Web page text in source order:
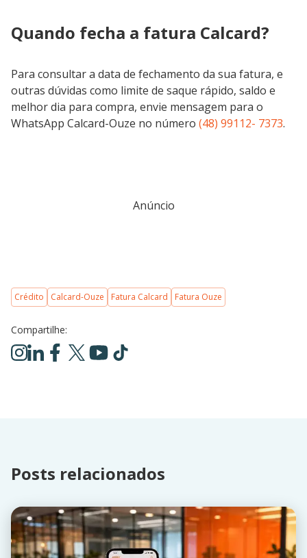
Quando fecha a fatura Calcard?
Para consultar a data de fechamento da sua fatura, e
outras dúvidas como limite de saque rápido, saldo e
melhor dia para compra, envie mensagem para o
WhatsApp Calcard-Ouze no número (48) 99112- 7373.
Anúncio
Crédito Calcard-Ouze Fatura Calcard Fatura Ouze
Compartilhe:
Posts relacionados